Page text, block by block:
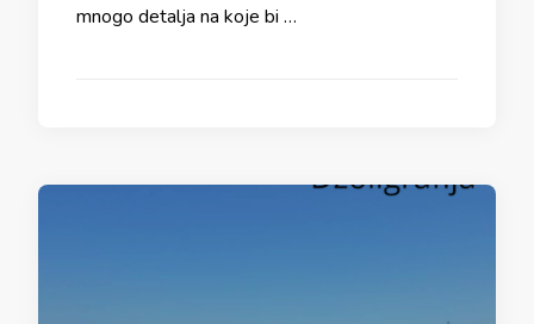
mnogo detalja na koje bi …